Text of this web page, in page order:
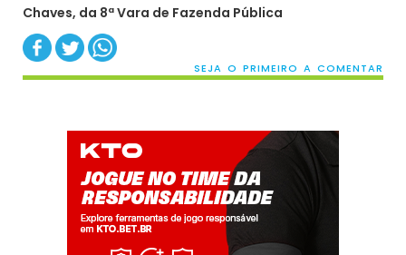
Chaves, da 8ª Vara de Fazenda Pública
SEJA O PRIMEIRO A COMENTAR